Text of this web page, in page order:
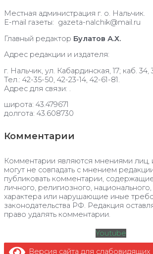
Местная администрация г. о. Нальчик.
E-mail газеты: gazeta-nalchik@mail.ru
Главный редактор Булатов А.Х.
Адрес редакции и издателя:
г. Нальчик, ул. Кабардинская, 17; каб. 34,
Тел.: 42-35-50, 42-23-14, 42-61-81.
Адрес для связи: .
широта: 43.479671
долгота: 43.608730
Комментарии
Комментарии являются мнениями лиц,
могут не совпадать с мнением
публиковать комментарии,
личного, религиозного,
характера или нарушающие иные
законодательства РФ. Редакция
право удалять комментарии.
Youtube
Версия сайта для слабовидящих